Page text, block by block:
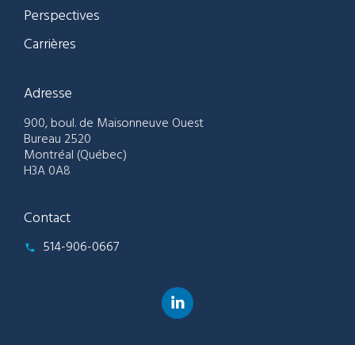
Perspectives
Carrières
Adresse
900, boul. de Maisonneuve Ouest
Bureau 2520
Montréal (Québec)
H3A 0A8
Contact
514-906-0667